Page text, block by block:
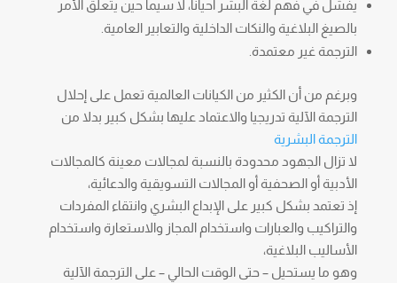
يفشل في فهم لغة البشر أحيانا، لا سيما حين يتعلق الأمر
بالصيغ البلاغية والنكات الداخلية والتعابير العامية.
الترجمة غير معتمدة.
وبرغم من أن الكثير من الكيانات العالمية تعمل على إحلال
الترجمة الآلية تدريجيا والاعتماد عليها بشكل كبير بدلا من
الترجمة البشرية
لا تزال الجهود محدودة بالنسبة لمجالات معينة كالمجالات
الأدبية أو الصحفية أو المجالات التسويقية والدعائية،
إذ تعتمد بشكل كبير على الإبداع البشري وانتقاء المفردات
والتراكيب والعبارات واستخدام المجاز والاستعارة واستخدام
الأساليب البلاغية،
وهو ما يستحيل – حتى الوقت الحالي – على الترجمة الآلية